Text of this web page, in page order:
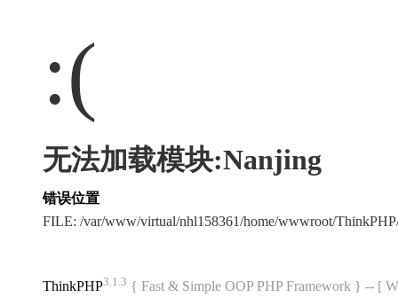
:(
无法加载模块:Nanjing
错误位置
FILE: /var/www/virtual/nhl158361/home/wwwroot/
ThinkPHP3.1.3 { Fast & Simple OOP PHP Framework } -- [